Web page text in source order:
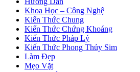
Khoa Học – Công Nghệ
Kiến Thức Chung
Kiến Thức Chứng Khoáng
Kiến Thức Pháp Lý
Kiến Thức Phong Thủy Sim
Làm Đẹp
Mẹo Vặt